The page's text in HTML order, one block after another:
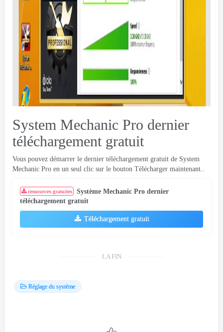
System Mechanic Pro dernier
téléchargement gratuit
Vous pouvez démarrer le dernier téléchargement gratuit de System
Mechanic Pro en un seul clic sur le bouton Télécharger maintenant..
ressources gratuites
Système Mechanic Pro dernier
téléchargement gratuit
Téléchargement gratuit
LA FIN
Réglage du système